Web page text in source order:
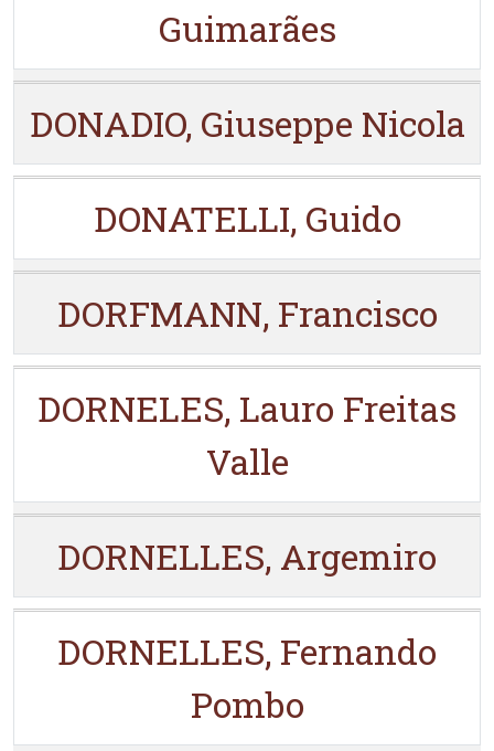
Guimarães
DONADIO, Giuseppe Nicola
DONATELLI, Guido
DORFMANN, Francisco
DORNELES, Lauro Freitas
Valle
DORNELLES, Argemiro
DORNELLES, Fernando
Pombo